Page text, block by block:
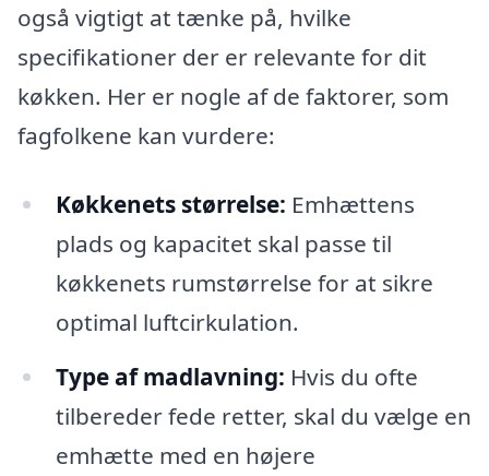
også vigtigt at tænke på, hvilke
specifikationer der er relevante for dit
køkken. Her er nogle af de faktorer, som
fagfolkene kan vurdere:
Køkkenets størrelse: Emhættens
plads og kapacitet skal passe til
køkkenets rumstørrelse for at sikre
optimal luftcirkulation.
Type af madlavning: Hvis du ofte
tilbereder fede retter, skal du vælge en
emhætte med en højere